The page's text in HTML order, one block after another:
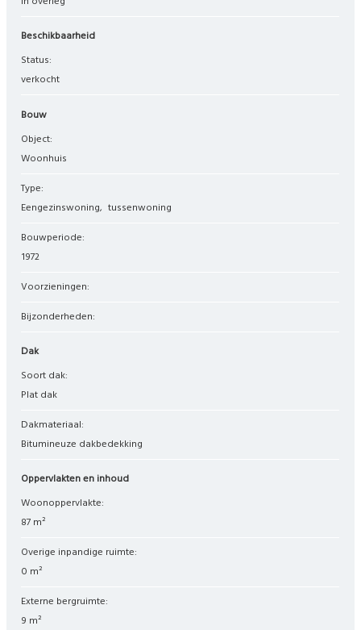
Beschikbaarheid
Status:
verkocht
Bouw
Object:
woonhuis
Type:
eengezinswoning tussenwoning
Bouwperiode:
1972
Voorzieningen:
Bijzonderheden:
Dak
Soort dak:
Plat dak
Dakmateriaal:
Bitumineuze dakbedekking
Oppervlakten en inhoud
Woonoppervlakte:
87 m²
Overige inpandige ruimte:
0 m²
Externe bergruimte:
9 m²